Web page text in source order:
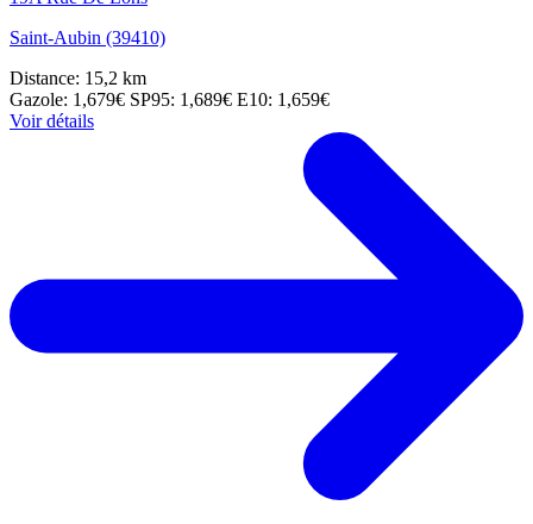
Saint-Aubin (39410)
Distance: 15,2 km
Gazole: 1,679€ SP95: 1,689€ E10: 1,659€
Voir détails